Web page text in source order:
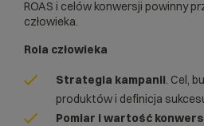
ROAS i celów konwersji powinny
człowieka.
Rola człowieka
Strategia kampanii. Cel,
produktów i definicja
Pomiar i wartość